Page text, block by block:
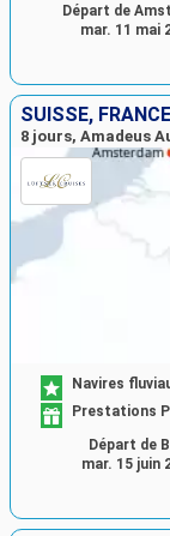
Départ de
mar. 11 mai
SUISSE,
8 jours, Amadeus
Navires
Prestations
Départ de
mar. 15 juin